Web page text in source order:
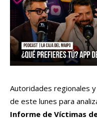
Autoridades regionales
de este lunes para
Informe de Víctimas